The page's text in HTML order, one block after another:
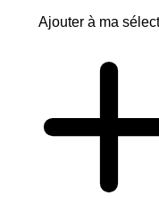
Ajouter à ma